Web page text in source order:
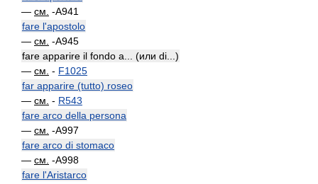
— см. -A941
fare l'apostolo
— см. -A945
fare apparire il fondo a... (или di...)
— см. - F1025
far apparire (tutto) roseo
— см. - R543
fare arco della persona
— см. -A997
fare arco di stomaco
— см. -A998
fare l'Aristarco